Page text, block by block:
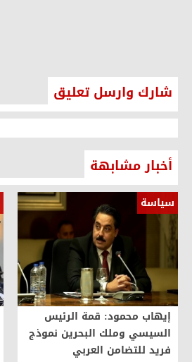
شارك وارسل تعليق
أخبار مشابهة
سياسة
إيهاب محمود: قمة الرئيس
السيسي وملك البحرين نموذج
فريد للتضامن العربي